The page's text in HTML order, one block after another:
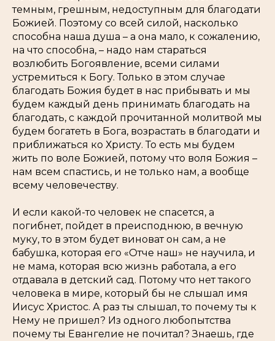
темным, грешным, недоступным для благодати
Божией. Поэтому со всей силой, насколько
способна наша душа – а она мало, к сожалению,
на что способна, – надо нам стараться
возлюбить Богоявление, всеми силами
устремиться к Богу. Только в этом случае
благодать Божия будет в нас прибывать и мы
будем каждый день принимать благодать на
благодать, с каждой прочитанной молитвой мы
будем богатеть в Бога, возрастать в благодати и
приближаться ко Христу. То есть мы будем
жить по воле Божией, потому что воля Божия –
нам всем спастись, и не только нам, а вообще
всему человечеству.
И если какой-то человек не спасется, а
погибнет, пойдет в преисподнюю, в вечную
муку, то в этом будет виноват он сам, а не
бабушка, которая его «Отче наш» не научила, и
не мама, которая всю жизнь работала, а его
отдавала в детский сад. Потому что нет такого
человека в мире, который бы не слышал имя
Иисус Христос. А раз ты слышал, то почему ты к
Нему не пришел? Из одного любопытства
почему ты Евангелие не почитал? Знаешь, где